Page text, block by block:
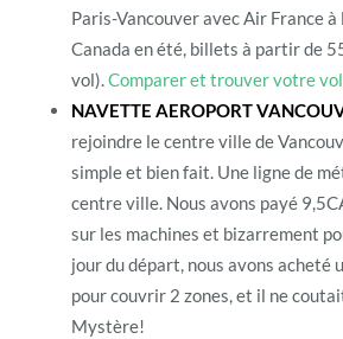
Paris-Vancouver avec Air France à
Canada en été, billets à partir de
vol).Comparer et trouver votre
NAVETTE AEROPORT
rejoindre le centre ville de
simple et bien fait. Une ligne de
centre ville. Nous avons payé
sur les machines et bizarrement
jour du départ, nous avons acheté
pour couvrir 2 zones, et il ne
Mystère!